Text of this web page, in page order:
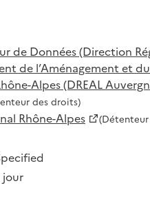
de Données (Direction
de l’Aménagement et
Alpes (DREAL
des droits)
Rhône-Alpes
jour